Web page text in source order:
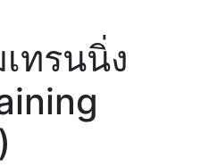
ทรนนิ่ง